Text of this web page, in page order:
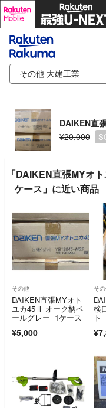
¥20,000
「DAIKEN直張MYオ
ケース」に近い商品
その他
DAIKEN直張MYオト
ユカ45Ⅱ オーク柄ペ
ールグレー 1ケース
¥5,000
そ
検
ト